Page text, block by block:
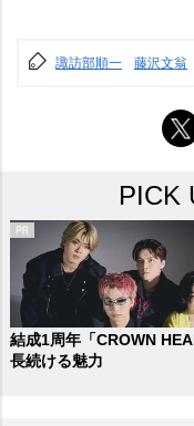
諏訪部順一 藤沢文翁
PICK
結成1周年「CROWN
長続ける魅力